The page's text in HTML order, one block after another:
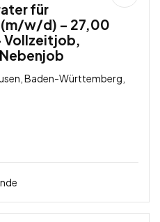
für
(m/w/d) – 27,00
Vollzeitjob,
Baden-Württemberg,